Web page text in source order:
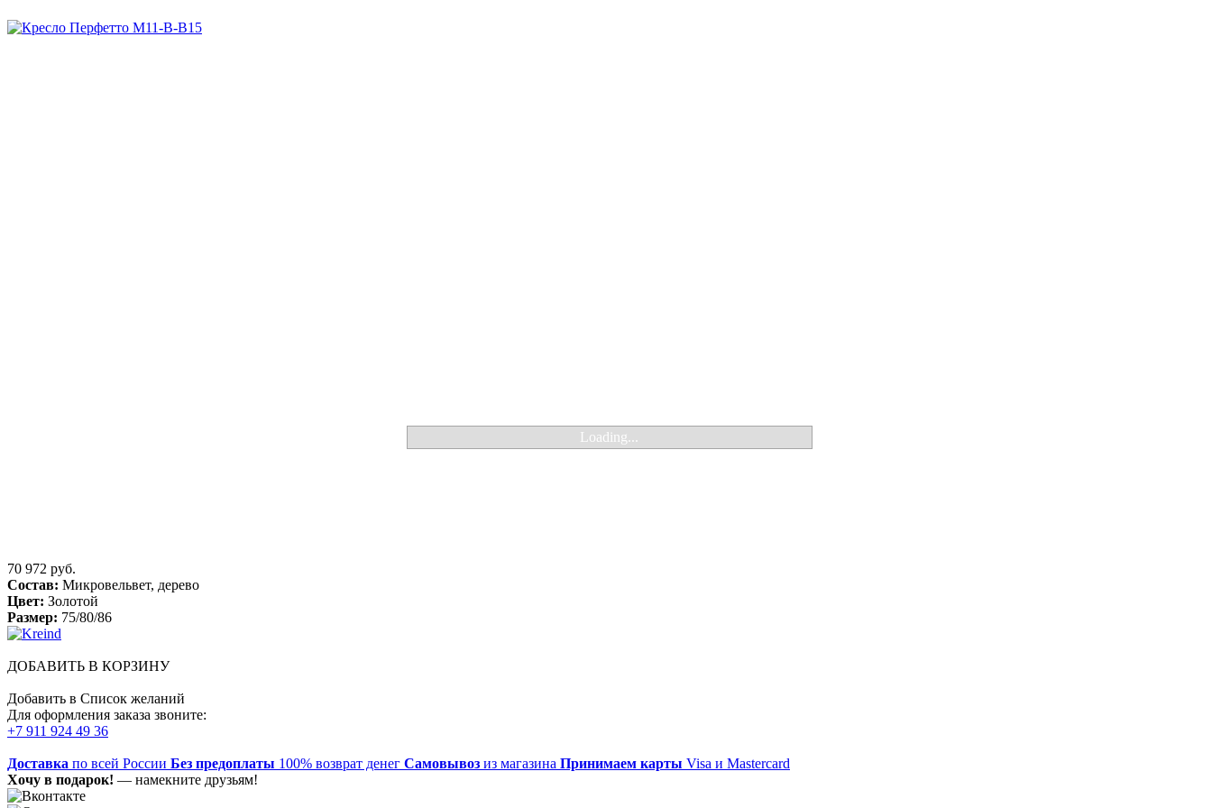
Loading...
70 972 руб.
Состав: Микровельвет, дерево
Цвет: Золотой
Размер: 75/80/86
ДОБАВИТЬ В КОРЗИНУ
Добавить в Список желаний
Для оформления заказа звоните:
+7 911 924 49 36
Доставка по всей России Без предоплаты 100% возврат денег Самовывоз из магазина Принимаем карты Visa и Mastercard
Хочу в подарок! — намекните друзьям!